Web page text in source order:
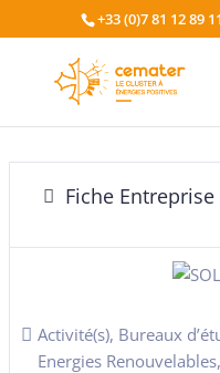
+33 (0)7 81 12 89 11
Fiche Entreprise
Activité(s), Bureaux
Energies Renouvelables,